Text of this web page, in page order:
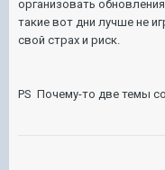
организовать
такие вот дни лучше не
свой страх и риск.
PS Почему-то две темы